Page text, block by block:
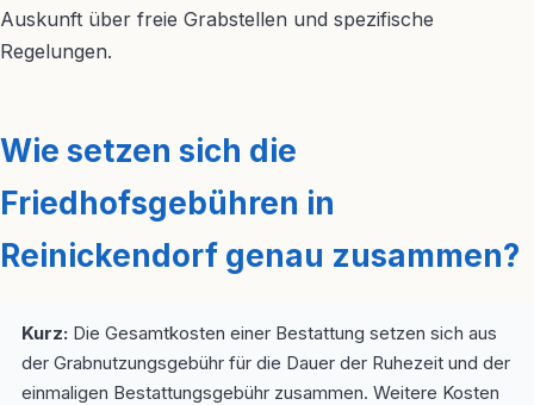
Auskunft über freie Grabstellen und spezifische
Regelungen.
Wie setzen sich die
Friedhofsgebühren in
Reinickendorf genau zusammen?
Kurz: Die Gesamtkosten einer Bestattung setzen sich aus
der Grabnutzungsgebühr für die Dauer der Ruhezeit und der
einmaligen Bestattungsgebühr zusammen. Weitere Kosten